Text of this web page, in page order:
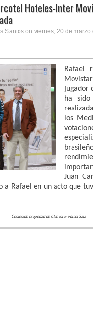
Hoteles-Inter
Santos on viernes, 20 de marzo
Rafael
jugador
ha sido
los
Juan
a Rafael en un acto que
Contenido propiedad de Club Inter Fútbol Sala